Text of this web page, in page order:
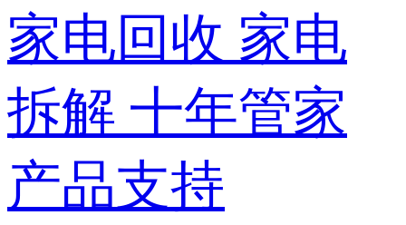
家电回收 家电
拆解 十年管家
产品支持